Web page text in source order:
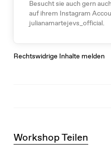
Besucht sie auch gern
auf ihrem Instagram
julianamartejevs_official.
Rechtswidrige Inhalte melden
Workshop Teilen